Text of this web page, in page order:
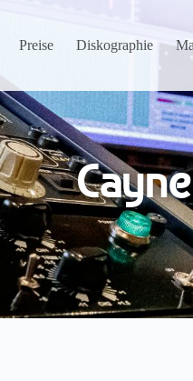
Preise Diskographie